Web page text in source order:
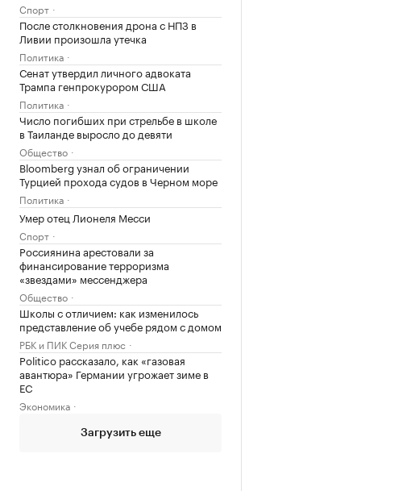
Спорт
После столкновения дрона с НПЗ в
Ливии произошла утечка
Политика
Сенат утвердил личного адвоката
Трампа генпрокурором США
Политика
Число погибших при стрельбе в школе
в Таиланде выросло до девяти
Общество
Bloomberg узнал об ограничении
Турцией прохода судов в Черном море
Политика
Умер отец Лионеля Месси
Спорт
Россиянина арестовали за
финансирование терроризма
«звездами» мессенджера
Общество
Школы с отличием: как изменилось
представление об учебе рядом с домом
РБК и ПИК Серия плюс
Politico рассказало, как «газовая
авантюра» Германии угрожает зиме в
ЕС
Экономика
Загрузить еще